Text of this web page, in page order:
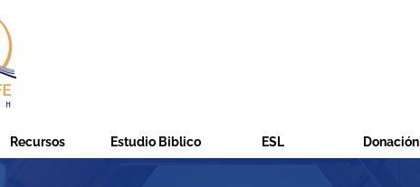
Recursos Estudio Biblico ESL Donación